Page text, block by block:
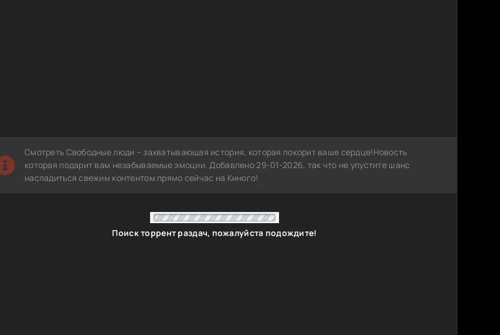
Смотреть Свободные люди – захватывающая история, которая покорит ваше сердце!Новость
которая подарит вам незабываемые эмоции. Добавлено 29-01-2026, так что не упустите шанс
насладиться свежим контентом прямо сейчас на Киного!
Свободные люди / Sovereign (2025) WEB-DLRip-AVC от DoMiNo &